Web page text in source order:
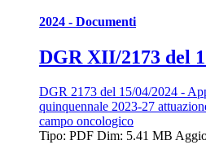
2024 - Documenti
DGR XII/2173 del
DGR 2173 del 15/04/2024 -
quinquennale 2023-27
campo oncologico
Tipo: PDF Dim: 5.41 MB